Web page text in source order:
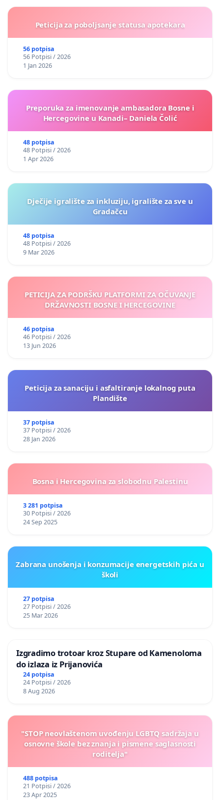
Peticija za poboljsanje statusa apotekara
56 potpisa
56 Potpisi / 2026
1 Jan 2026
Preporuka za imenovanje ambasadora Bosne i
Hercegovine u Kanadi– Daniela Čolić
48 potpisa
48 Potpisi / 2026
1 Apr 2026
Dječije igralište za inkluziju, igralište za sve u
Gradačcu
48 potpisa
48 Potpisi / 2026
9 Mar 2026
PETICIJA ZA PODRŠKU PLATFORMI ZA OČUVANJE
DRŽAVNOSTI BOSNE I HERCEGOVINE
46 potpisa
46 Potpisi / 2026
13 Jun 2026
Peticija za sanaciju i asfaltiranje lokalnog puta
Plandište
37 potpisa
37 Potpisi / 2026
28 Jan 2026
Bosna i Hercegovina za slobodnu Palestinu
3 281 potpisa
30 Potpisi / 2026
24 Sep 2025
Zabrana unošenja i konzumacije energetskih pića u
školi
27 potpisa
27 Potpisi / 2026
25 Mar 2026
Izgradimo trotoar kroz Stupare od Kamenoloma
do izlaza iz Prijanovića
24 potpisa
24 Potpisi / 2026
8 Aug 2026
"STOP neovlaštenom uvođenju LGBTQ sadržaja u
osnovne škole bez znanja i pismene saglasnosti
roditelja"
488 potpisa
21 Potpisi / 2026
23 Apr 2025